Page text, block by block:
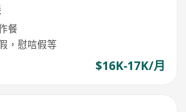
餐
，慰唁假等
$16K-17K/月